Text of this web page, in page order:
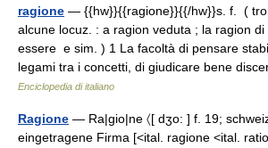
ragione — {{hw}}{{ragione}}{{/hw}}s. f. (
alcune locuz. : a ragion veduta ; la ragion
essere e sim. ) 1 La facoltà di pensare
legami tra i concetti, di giudicare bene
Enciclopedia di italiano
Ragione — Ra|gio|ne 〈[ dʒo: ] f. 19;
eingetragene Firma [<ital. ragione <ital.